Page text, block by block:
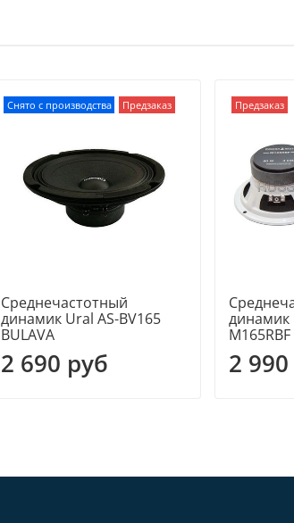
Снято с производства Предзаказ
Среднечастотный
динамик Ural AS-BV165
BULAVA
2 690 руб
Предзаказ
динамик
M165RBF
2